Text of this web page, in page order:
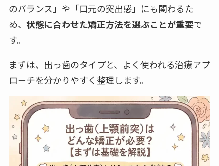
のバランス」や「口元の突出感」にも関わるた
め、 状態に合わせた矯正方法を選ぶことが重要で
す。
まずは、出っ歯のタイプと、よく使われる治療アプ
ローチを分かりやすく整理します。